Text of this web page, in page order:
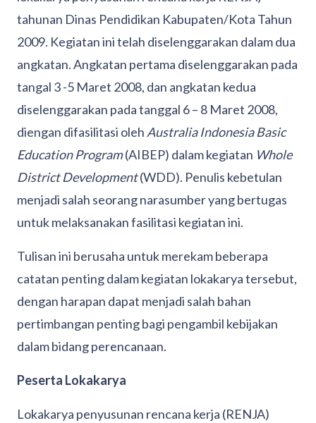
tahunan Dinas Pendidikan Kabupaten/Kota Tahun
2009. Kegiatan ini telah diselenggarakan dalam dua
angkatan. Angkatan pertama diselenggarakan pada
tangal 3 -5 Maret 2008, dan angkatan kedua
diselenggarakan pada tanggal 6 – 8 Maret 2008,
diengan difasilitasi oleh Australia Indonesia Basic
Education Program(AIBEP) dalam kegiatan Whole
District Development(WDD). Penulis kebetulan
menjadi salah seorang narasumber yang bertugas
untuk melaksanakan fasilitasi kegiatan ini.
Tulisan ini berusaha untuk merekam beberapa
catatan penting dalam kegiatan lokakarya tersebut,
dengan harapan dapat menjadi salah bahan
pertimbangan penting bagi pengambil kebijakan
dalam bidang perencanaan.
Peserta Lokakarya
Lokakarya penyusunan rencana kerja (RENJA)